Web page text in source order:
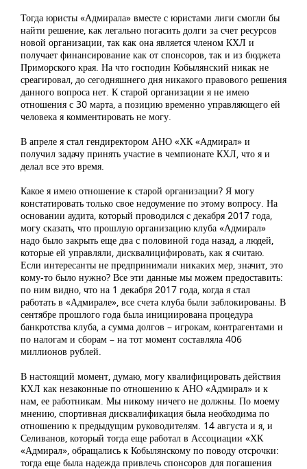
Тогда юристы «Адмирала» вместе с юристами лиги смогли бы
найти решение, как легально погасить долги за счет ресурсов
новой организации, так как она является членом КХЛ и
получает финансирование как от спонсоров, так и из бюджета
Приморского края. На что господин Кобылянский никак не
среагировал, до сегодняшнего дня никакого правового решения
данного вопроса нет. К старой организации я не имею
отношения с 30 марта, а позицию временно управляющего ей
человека я комментировать не могу.
В апреле я стал гендиректором АНО «ХК «Адмирал» и
получил задачу принять участие в чемпионате КХЛ, что я и
делал все это время.
Какое я имею отношение к старой организации? Я могу
констатировать только свое недоумение по этому вопросу. На
основании аудита, который проводился с декабря 2017 года,
могу сказать, что прошлую организацию клуба «Адмирал»
надо было закрыть еще два с половиной года назад, а людей,
которые ей управляли, дисквалицифировать, как я считаю.
Если интересанты не предпринимали никаких мер, значит, это
кому-то было нужно? Все эти данные мы можем предоставить:
по ним видно, что на 1 декабря 2017 года, когда я стал
работать в «Адмирале», все счета клуба были заблокированы. В
сентябре прошлого года была инициирована процедура
банкротства клуба, а сумма долгов – игрокам, контрагентами и
по налогам и сборам – на тот момент составляла 406
миллионов рублей.
В настоящий момент, думаю, могу квалифицировать действия
КХЛ как незаконные по отношению к АНО «Адмирал» и к
нам, ее работникам. Мы никому ничего не должны. По моему
мнению, спортивная дисквалификация была необходима по
отношению к предыдущим руководителям. 14 августа и я, и
Селиванов, который тогда еще работал в Ассоциации «ХК
«Адмирал», обращались к Кобылянскому по поводу отсрочки:
тогда еще была надежда привлечь спонсоров для погашения